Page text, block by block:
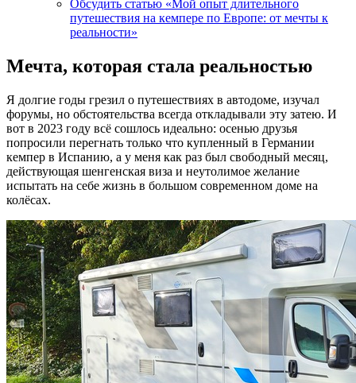
Обсудить статью «Мой опыт длительного
путешествия на кемпере по Европе: от мечты к
реальности»
Мечта, которая стала реальностью
Я долгие годы грезил о путешествиях в автодоме, изучал
форумы, но обстоятельства всегда откладывали эту затею. И
вот в 2023 году всё сошлось идеально: осенью друзья
попросили перегнать только что купленный в Германии
кемпер в Испанию, а у меня как раз был свободный месяц,
действующая шенгенская виза и неутолимое желание
испытать на себе жизнь в большом современном доме на
колёсах.